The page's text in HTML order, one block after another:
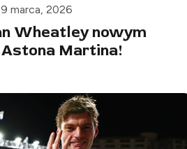
marca, 2026
Wheatley nowym
Martina!